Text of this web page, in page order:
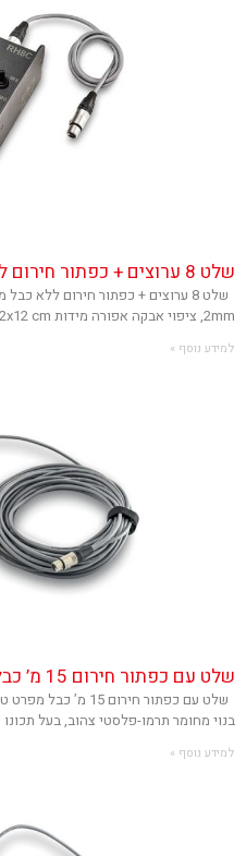
שלט 8 ערוצים + כפתור חירום ללא כבל
שלט 8 ערוצים + כפתור חירום ללא
2mm, ציפוי אבקה אפורה מידות 30x12x12 cm משקל 1.5 kg תיאור
למידע נוסף »
שלט עם כפתור חירום 15 מ’ כבל
בנוי מחומר תרמו-פלסטי צהוב, בעל תכונו
למידע נוסף »